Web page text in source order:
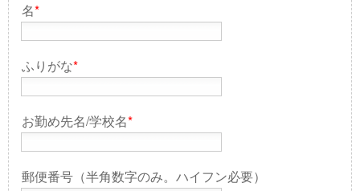
名*
ふりがな*
お勤め先名/学校名*
郵便番号（半角数字のみ。ハイフン必要）